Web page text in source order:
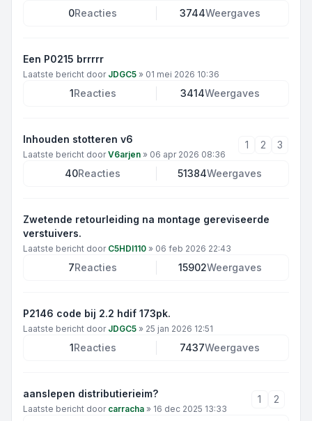
0Reacties 3744Weergaves
Een P0215 brrrrr
Laatste bericht door JDGC5 » 01 mei 2026 10:36
1Reacties 3414Weergaves
Inhouden stotteren v6
Laatste bericht doorV6arjen » 06 apr 2026 08:36
1 2 3
40Reacties 51384Weergaves
Zwetende retourleiding na montage gereviseerde
verstuivers.
Laatste bericht door C5HDI110 » 06 feb 2026 22:43
7Reacties 15902Weergaves
P2146 code bij 2.2 hdif 173pk.
Laatste bericht door JDGC5 » 25 jan 2026 12:51
1Reacties 7437Weergaves
aanslepen distributierieim?
Laatste bericht door carracha » 16 dec 2025 13:33
1 2